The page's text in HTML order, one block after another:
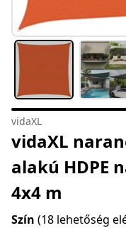
vidaXL
vidaXL
alakú HDPE
4x4 m
Szín (18 lehetőség